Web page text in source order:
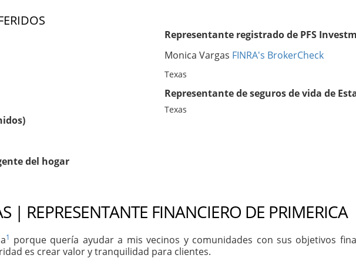
del hogar
Representante registrado de PFS
Monica Vargas FINRA's BrokerCheck
Texas
Representante de seguros de vida de
Texas
| REPRESENTANTE FINANCIERO DE PRIMERICA
1 porque quería ayudar a mis vecinos y comunidades con sus objetivos
es crear valor y tranquilidad para clientes.